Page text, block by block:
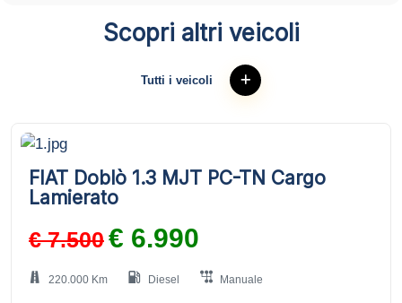
Scopri altri veicoli
Tutti i veicoli
FIAT Doblò 1.3 MJT PC-TN Cargo
Lamierato
€ 7.500€ 6.990
220.000 Km Diesel Manuale